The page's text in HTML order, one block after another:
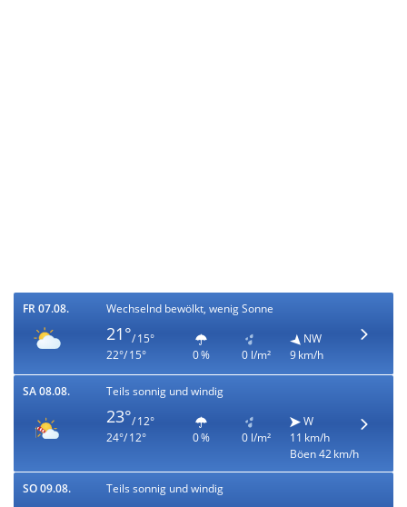
FR 07.08. Wechselnd bewölkt, wenig Sonne
21°/ 15°
22°/ 15°
0 % 0 l/m²
NW
9 km/h
SA 08.08. Teils sonnig und windig
23°/ 12°
24°/ 12°
0 % 0 l/m²
W
11 km/h
Böen 42 km/h
SO 09.08. Teils sonnig und windig